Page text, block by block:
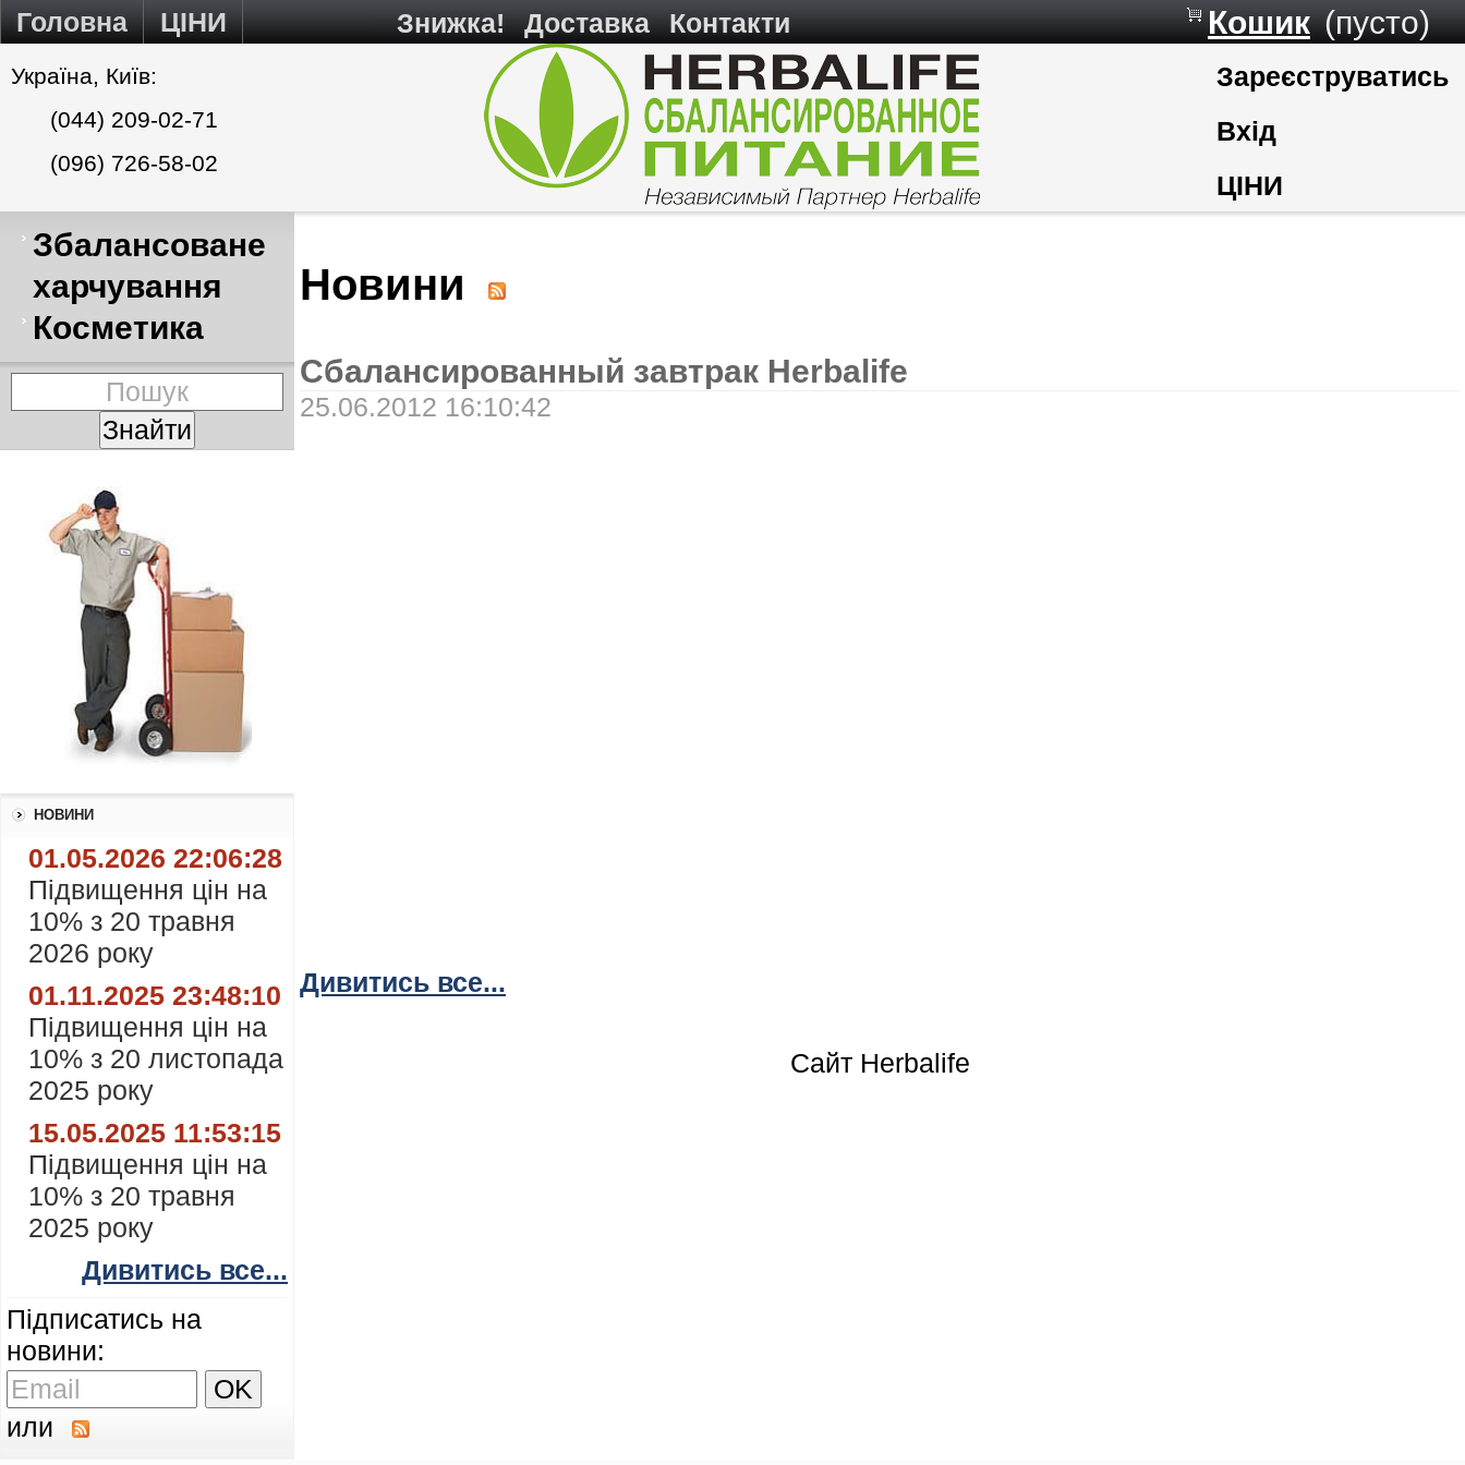
Головна ЦІНИ Знижка! Доставка Контакти Кошик (пусто)
Україна, Київ:
(044) 209-02-71
(096) 726-58-02
Зареєструватись
Вхід
ЦІНИ
Збалансоване
харчування
Косметика
НОВИНИ
01.05.2026 22:06:28
Підвищення цін на
10% з 20 травня
2026 року
01.11.2025 23:48:10
Підвищення цін на
10% з 20 листопада
2025 року
15.05.2025 11:53:15
Підвищення цін на
10% з 20 травня
2025 року
Дивитись все...
Підписатись на
новини:
или
Новини
Сбалансированный завтрак Herbalife
25.06.2012 16:10:42
Дивитись все...
Сайт Herbalife